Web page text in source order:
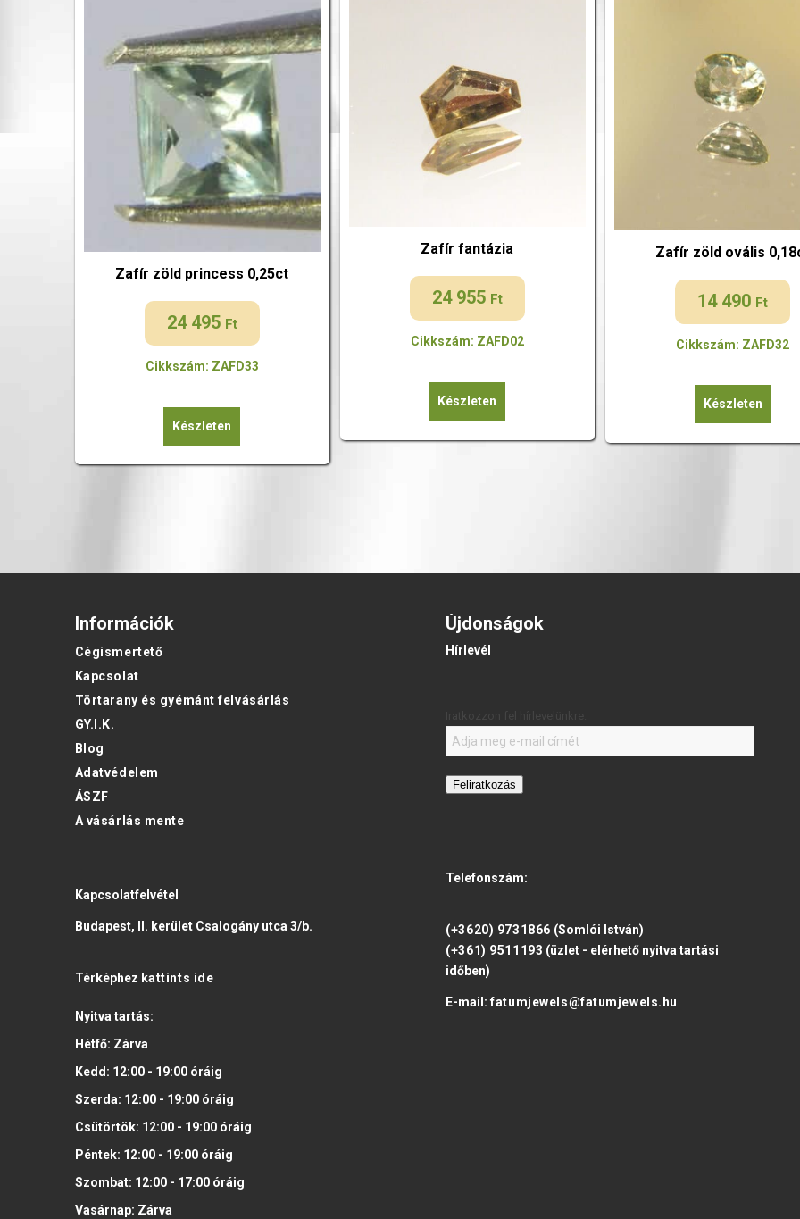
Zafír zöld princess 0,25ct
24 495 Ft
Cikkszám: ZAFD33
Készleten
Zafír fantázia
24 955 Ft
Cikkszám: ZAFD02
Készleten
Zafír zöld ovális
14 490 Ft
Cikkszám: ZAFD32
Készleten
Információk
Cégismertető
Kapcsolat
Törtarany és gyémánt felvásárlás
GY.I.K.
Blog
Adatvédelem
ÁSZF
A vásárlás mente
Kapcsolatfelvétel
Budapest, II. kerület Csalogány utca 3/b.
Térképhez kattints ide
Nyitva tartás:
Hétfő: Zárva
Kedd: 12:00 - 19:00óráig
Szerda: 12:00 - 19:00óráig
Csütörtök: 12:00 - 19:00óráig
Péntek: 12:00 - 19:00óráig
Szombat: 12:00 - 17:00óráig
Vasárnap: Zárva
Újdonságok
Hírlevél
Feliratkozás
Telefonszám:
(+3620) 9731866 (Somlói István)
(+361) 9511193 (üzlet - elérhető nyitva tartási
időben)
E-mail:fatumjewels@fatumjewels.hu